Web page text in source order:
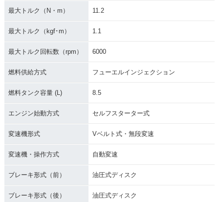
最大トルク（N・m） 11.2
最大トルク（kgf･m） 1.1
最大トルク回転数（rpm） 6000
燃料供給方式 フューエルインジェクション
燃料タンク容量 (L) 8.5
エンジン始動方式 セルフスターター式
変速機形式 Vベルト式・無段変速
変速機・操作方式 自動変速
ブレーキ形式（前） 油圧式ディスク
ブレーキ形式（後） 油圧式ディスク